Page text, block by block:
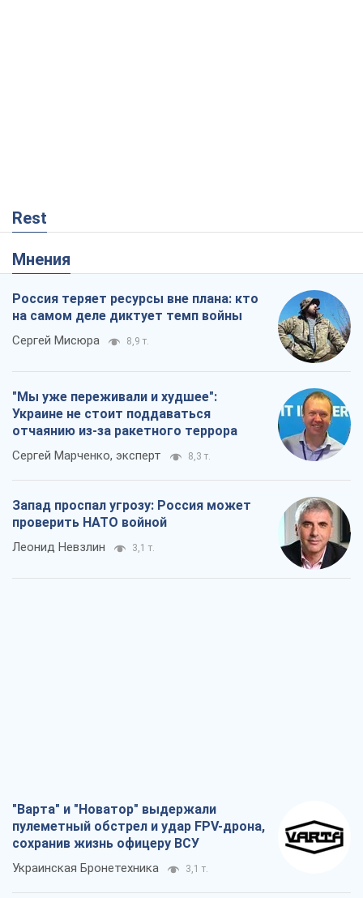
Rest
Мнения
Россия теряет ресурсы вне плана: кто
на самом деле диктует темп войны
Сергей Мисюра 8,9 т.
"Мы уже переживали и худшее":
Украине не стоит поддаваться
отчаянию из-за ракетного террора
Сергей Марченко, эксперт 8,3 т.
Запад проспал угрозу: Россия может
проверить НАТО войной
Леонид Невзлин 3,1 т.
"Варта" и "Новатор" выдержали
пулеметный обстрел и удар FPV-дрона,
сохранив жизнь офицеру ВСУ
Украинская Бронетехника 3,1 т.